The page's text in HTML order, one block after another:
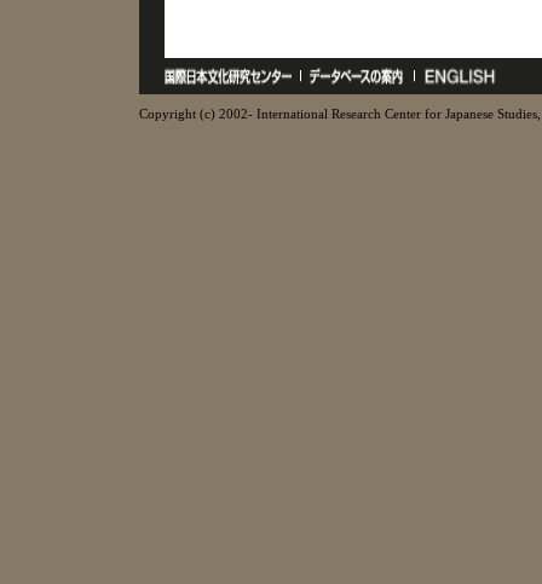
Copyright (c) 2002- International Research Center for Japanese